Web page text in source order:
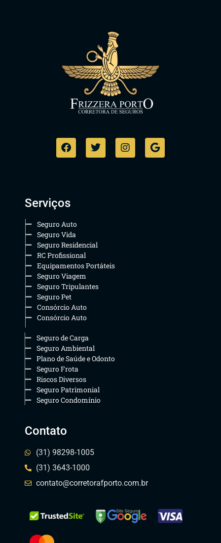
Serviços
Seguro Auto
Seguro Vida
Seguro Residencial
RC Profissional
Equipamentos Portáteis
Seguro Viagem
Seguro Tripulantes
Seguro Pet
Consórcio Auto
Consórcio Auto
Seguro de Carga
Seguro Ambiental
Plano de Saúde e Odonto
Seguro Frota
Riscos Diversos
Seguro Patrimonial
Seguro Condomínio
Contato
(31) 98298-1005
(31) 3643-1000
contato@corretorafporto.com.br